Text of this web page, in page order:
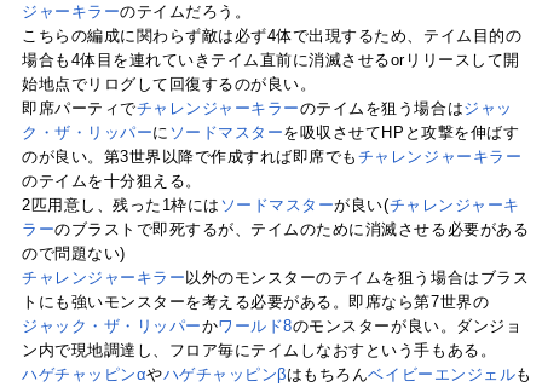
ジャーキラーのテイムだろう。
こちらの編成に関わらず敵は必ず4体で出現するため、テイム目的の
場合も4体目を連れていきテイム直前に消滅させるorリリースして開
始地点でリログして回復するのが良い。
即席パーティでチャレンジャーキラーのテイムを狙う場合はジャッ
ク・ザ・リッパーに ソードマスターを吸収させてHPと攻撃を伸ばす
のが良い。第3世界以降で作成すれば即席でも チャレンジャーキラー
のテイムを十分狙える。
2匹用意し、残った1枠には ソードマスターが良い(チャレンジャーキ
ラーのブラストで即死するが、テイムのために消滅させる必要がある
ので問題ない)
チャレンジャーキラー 以外のモンスターのテイムを狙う場合はブラス
トにも強いモンスターを考える必要がある。即席なら第7世界の
ジャック・ザ・リッパーかワールド8のモンスターが良い。ダンジョ
ン内で現地調達し、フロア毎にテイムしなおすという手もある。
ハゲチャッピンαやハゲチャッピンβはもちろんベイビーエンジェルも